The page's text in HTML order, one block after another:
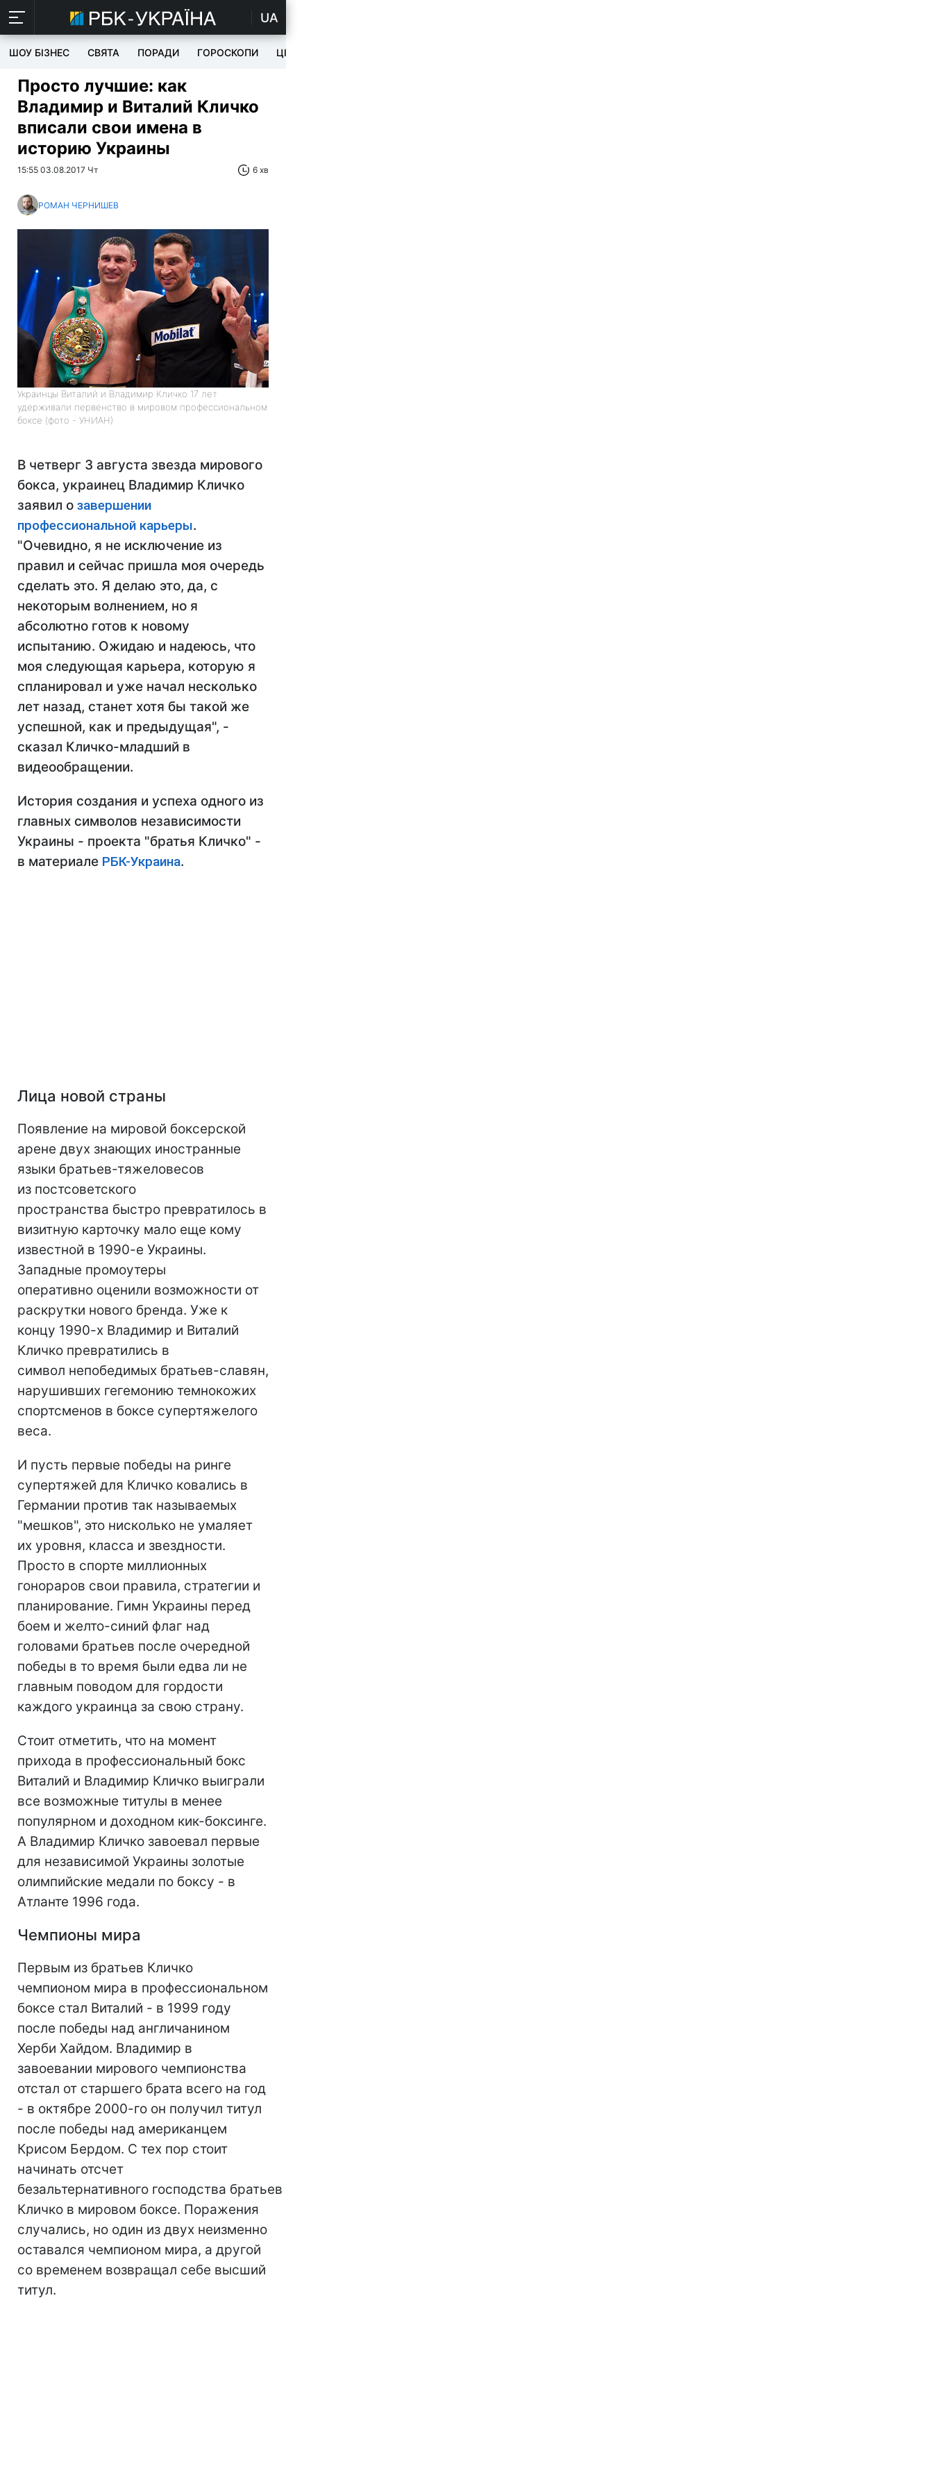
UA
ШОУ БІЗНЕС СВЯТА ПОРАДИ ГОРОСКОПИ ЦІКАВЕ
Просто лучшие: как
Владимир и Виталий Кличко
вписали свои имена в
историю Украины
15:55 03.08.2017 Чт 6 хв
РОМАН ЧЕРНИШЕВ
Украинцы Виталий и Владимир Кличко 17 лет
удерживали первенство в мировом профессиональном
боксе (фото - УНИАН)
В четверг 3 августа звезда мирового
бокса, украинец Владимир Кличко
заявил о завершении
профессиональной карьеры.
"Очевидно, я не исключение из
правил и сейчас пришла моя очередь
сделать это. Я делаю это, да, с
некоторым волнением, но я
абсолютно готов к новому
испытанию. Ожидаю и надеюсь, что
моя следующая карьера, которую я
спланировал и уже начал несколько
лет назад, станет хотя бы такой же
успешной, как и предыдущая", -
сказал Кличко-младший в
видеообращении.
История создания и успеха одного из
главных символов независимости
Украины - проекта "братья Кличко" -
в материале РБК-Украина.
Лица новой страны
Появление на мировой боксерской
арене двух знающих иностранные
языки братьев-тяжеловесов
из постсоветского
пространства быстро превратилось в
визитную карточку мало еще кому
известной в 1990-е Украины.
Западные промоутеры
оперативно оценили возможности от
раскрутки нового бренда. Уже к
концу 1990-х Владимир и Виталий
Кличко превратились в
символ непобедимых братьев-славян,
нарушивших гегемонию темнокожих
спортсменов в боксе супертяжелого
веса.
И пусть первые победы на ринге
супертяжей для Кличко ковались в
Германии против так называемых
"мешков", это нисколько не умаляет
их уровня, класса и звездности.
Просто в спорте миллионных
гонораров свои правила, стратегии и
планирование. Гимн Украины перед
боем и желто-синий флаг над
головами братьев после очередной
победы в то время были едва ли не
главным поводом для гордости
каждого украинца за свою страну.
Стоит отметить, что на момент
прихода в профессиональный бокс
Виталий и Владимир Кличко выиграли
все возможные титулы в менее
популярном и доходном кик-боксинге.
А Владимир Кличко завоевал первые
для независимой Украины золотые
олимпийские медали по боксу - в
Атланте 1996 года.
Чемпионы мира
Первым из братьев Кличко
чемпионом мира в профессиональном
боксе стал Виталий - в 1999 году
после победы над англичанином
Херби Хайдом. Владимир в
завоевании мирового чемпионства
отстал от старшего брата всего на год
- в октябре 2000-го он получил титул
после победы над американцем
Крисом Бердом. С тех пор стоит
начинать отсчет
безальтернативного господства братьев
Кличко в мировом боксе. Поражения
случались, но один из двух неизменно
оставался чемпионом мира, а другой
со временем возвращал себе высший
титул.